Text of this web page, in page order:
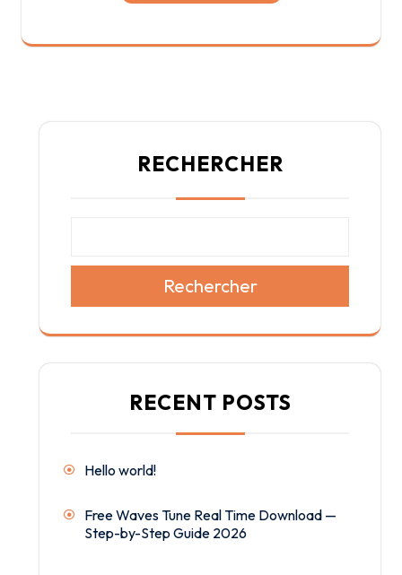
RECHERCHER
Rechercher
RECENT POSTS
Hello world!
Free Waves Tune Real Time Download —
Step-by-Step Guide 2026